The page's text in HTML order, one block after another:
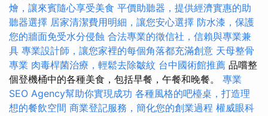
燴，讓來賓隨心享受美食 平價助聽器，提供經濟實惠的助
聽器選擇 居家清潔費用明細，讓您安心選擇 防水漆，保護
您的牆面免受水分侵蝕 合法專業的徵信社，信賴與專業兼
具 專業設計師，讓您家裡的每個角落都充滿創意 天母整骨
專業 肉毒桿菌治療，輕鬆去除皺紋 台中國術館推薦 品嚐整
個登機桶中的各種美食，包括早餐，午餐和晚餐。 專業
SEO Agency幫助你實現成功 各種風格的吧檯桌，打造理
想的餐飲空間 商業登記服務，簡化您的創業過程 權威眼科